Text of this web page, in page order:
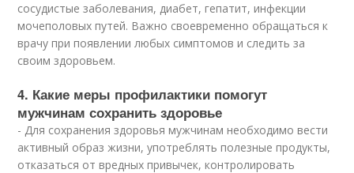
сосудистые заболевания, диабет, гепатит, инфекции
мочеполовых путей. Важно своевременно обращаться к
врачу при появлении любых симптомов и следить за
своим здоровьем.
4. Какие меры профилактики помогут
мужчинам сохранить здоровье
- Для сохранения здоровья мужчинам необходимо вести
активный образ жизни, употреблять полезные продукты,
отказаться от вредных привычек, контролировать